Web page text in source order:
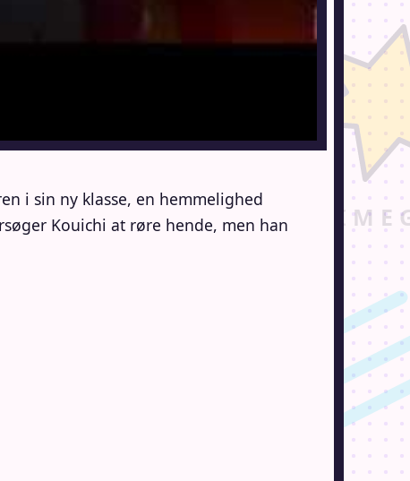
i sin ny klasse, en hemmelighed
Kouichi at røre hende, men han